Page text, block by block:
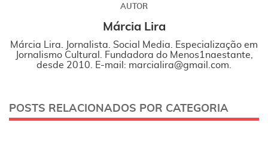
AUTOR
Márcia Lira
Márcia Lira. Jornalista. Social Media. Especialização em
Jornalismo Cultural. Fundadora do Menos1naestante,
desde 2010. E-mail: marcialira@gmail.com.
POSTS RELACIONADOS POR CATEGORIA